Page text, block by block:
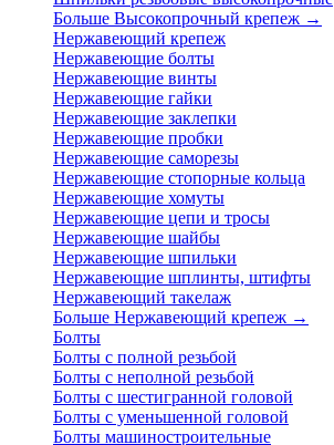
Больше Высокопрочный крепеж →
Нержавеющий крепеж
Нержавеющие болты
Нержавеющие винты
Нержавеющие гайки
Нержавеющие заклепки
Нержавеющие пробки
Нержавеющие саморезы
Нержавеющие стопорные кольца
Нержавеющие хомуты
Нержавеющие цепи и тросы
Нержавеющие шайбы
Нержавеющие шпильки
Нержавеющие шплинты, штифты
Нержавеющий такелаж
Больше Нержавеющий крепеж →
Болты
Болты с полной резьбой
Болты с неполной резьбой
Болты с шестигранной головой
Болты с уменьшенной головой
Болты машиностроительные